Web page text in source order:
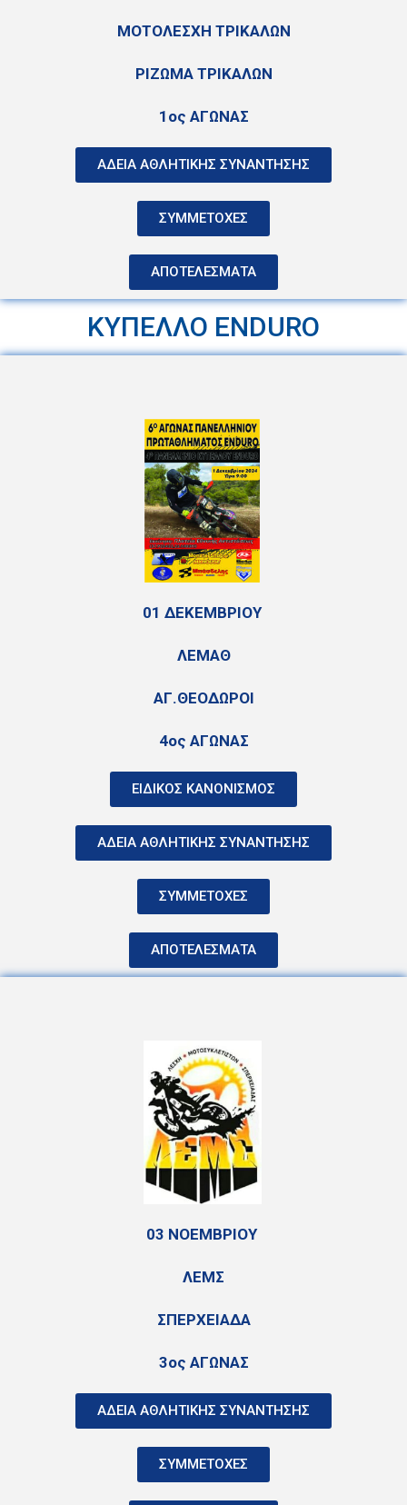
ΜΟΤΟΛΕΣΧΗ ΤΡΙΚΑΛΩΝ
ΡΙΖΩΜΑ ΤΡΙΚΑΛΩΝ
1ος ΑΓΩΝΑΣ
ΑΔΕΙΑ ΑΘΛΗΤΙΚΗΣ ΣΥΝΑΝΤΗΣΗΣ
ΣΥΜΜΕΤΟΧΕΣ
ΑΠΟΤΕΛΕΣΜΑΤΑ
ΚΥΠΕΛΛΟ ENDURO
01 ΔΕΚΕΜΒΡΙΟΥ
ΛΕΜΑΘ
ΑΓ.ΘΕΟΔΩΡΟΙ
4ος ΑΓΩΝΑΣ
ΕΙΔΙΚΟΣ ΚΑΝΟΝΙΣΜΟΣ
ΑΔΕΙΑ ΑΘΛΗΤΙΚΗΣ ΣΥΝΑΝΤΗΣΗΣ
ΣΥΜΜΕΤΟΧΕΣ
ΑΠΟΤΕΛΕΣΜΑΤΑ
03 ΝΟΕΜΒΡΙΟΥ
ΛΕΜΣ
ΣΠΕΡΧΕΙΑΔΑ
3ος ΑΓΩΝΑΣ
ΑΔΕΙΑ ΑΘΛΗΤΙΚΗΣ ΣΥΝΑΝΤΗΣΗΣ
ΣΥΜΜΕΤΟΧΕΣ